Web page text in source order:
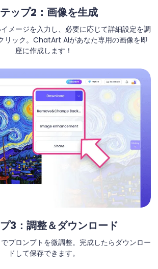
ップ2：画像を生成
メージを入力し、必要に応じて詳細設定を調
リック。ChatArt AIがあなた専用の画像を即
座に作成します！
3：調整＆ダウンロード
プロンプトを微調整。完成したらダウンロー
ドして保存できます。